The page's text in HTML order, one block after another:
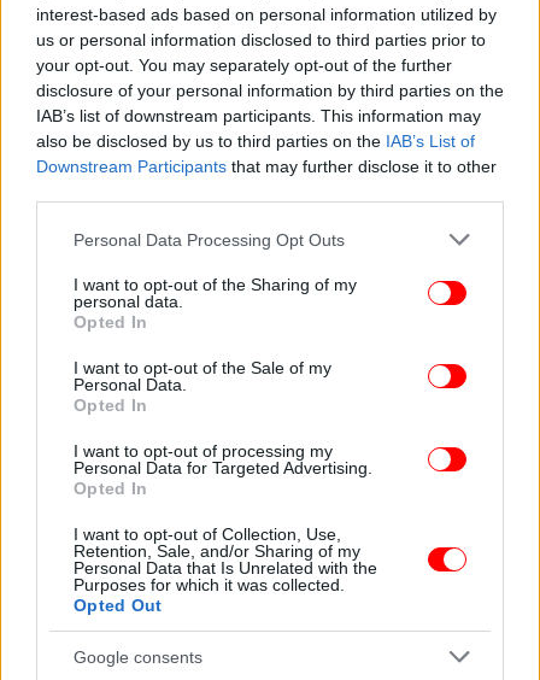
interest-based ads based on personal information utilized by
us or personal information disclosed to third parties prior to
your opt-out. You may separately opt-out of the further
disclosure of your personal information by third parties on the
IAB’s list of downstream participants. This information may
also be disclosed by us to third parties on the IAB’s List of
Downstream Participants that may further disclose it to other
Please note that this website/app uses one or more Google
not limited to your visit or usage behaviour. You may click to
grant or deny consent to Google and its third-party tags to
use your data for below specified purposes in below Google
consent section.
Personal Data Processing Opt Outs
I want to opt-out of the Sharing of my
personal data.
Opted In
I want to opt-out of the Sale of my
Personal Data.
Opted In
I want to opt-out of processing my
Personal Data for Targeted Advertising.
Opted In
I want to opt-out of Collection, Use,
Retention, Sale, and/or Sharing of my
Personal Data that Is Unrelated with the
Purposes for which it was collected.
Opted Out
Google consents